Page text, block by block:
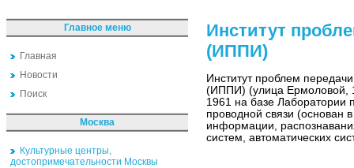
Главное меню
Главная
Новости
Поиск
Москва
Культурные центры,
достопримечательности Москвы
Институт
(ИППИ)
Институт проблем
(ИППИ) (улица Ермоловой,
1961 на базе Лаборатории
проводной связи (основан
информации,
систем, автоматических